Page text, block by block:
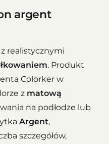
argent
z realistycznymi
. Produkt
Colorker w
z matową
na podłodze lub
Argent,
szczegółów,